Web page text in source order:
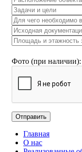
Фото (при наличии):
Главная
О нас